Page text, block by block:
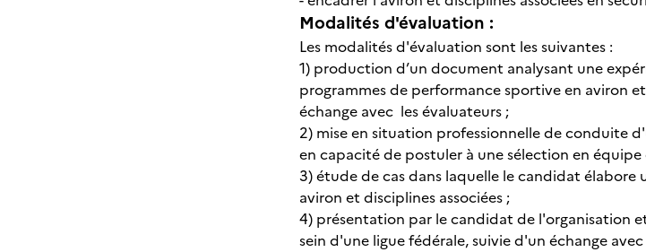
Modalités d'évaluation :
Les modalités d'évaluation sont les suivantes :
1) production d’un document analysant une
programmes de performance sportive en aviron
échange avec les évaluateurs ;
2) mise en situation professionnelle de conduite
en capacité de postuler à une sélection en
3) étude de cas dans laquelle le candidat
aviron et disciplines associées ;
4) présentation par le candidat de l'organisation
sein d'une ligue fédérale, suivie d'un échange